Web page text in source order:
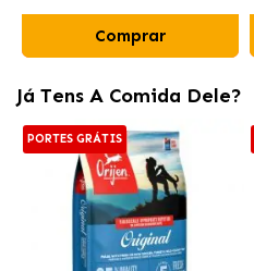
Comprar
Já Tens A Comida Dele?
PORTES GRÁTIS